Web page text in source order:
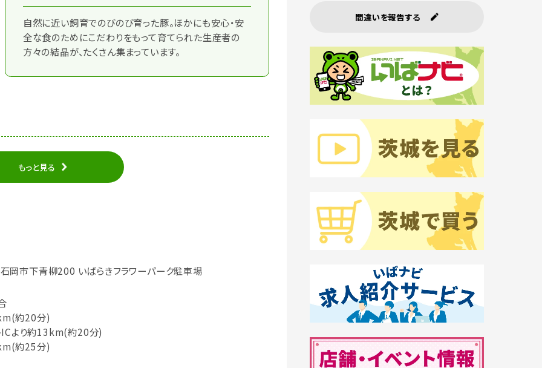
自然に近い飼育でのびのび育った豚。ほかにも安心・安
全な食のためにこだわりをもって育てられた生産者の
方々の結晶が、たくさん集まっています。
もっと見る
岡市下青柳200 いばらきフラワーパーク駐車場
約20分)
ICより約13km(約20分)
約25分)
間違いを報告する